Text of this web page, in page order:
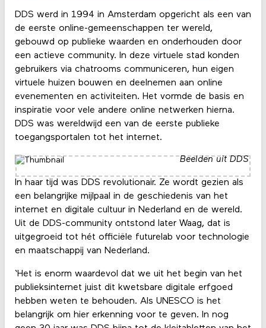
DDS werd in 1994 in Amsterdam opgericht als een van
de eerste online-gemeenschappen ter wereld,
gebouwd op publieke waarden en onderhouden door
een actieve community. In deze virtuele stad konden
gebruikers via chatrooms communiceren, hun eigen
virtuele huizen bouwen en deelnemen aan online
evenementen en activiteiten. Het vormde de basis en
inspiratie voor vele andere online netwerken hierna.
DDS was wereldwijd een van de eerste publieke
toegangsportalen tot het internet.
Beelden uit DDS
In haar tijd was DDS revolutionair. Ze wordt gezien als
een belangrijke mijlpaal in de geschiedenis van het
internet en digitale cultuur in Nederland en de wereld.
Uit de DDS-community ontstond later Waag, dat is
uitgegroeid tot hét officiële futurelab voor technologie
en maatschappij van Nederland.
‘Het is enorm waardevol dat we uit het begin van het
publieksinternet juist dit kwetsbare digitale erfgoed
hebben weten te behouden. Als UNESCO is het
belangrijk om hier erkenning voor te geven. In nog